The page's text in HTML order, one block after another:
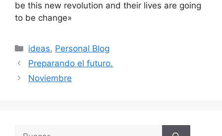
be this new revolution and their lives are going
to be change»
Categorías
ideas, Personal Blog
Preparando el futuro.
Noviembre
Buscar: